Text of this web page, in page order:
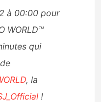
à 00:00 pour
WORLD™
qui
, la
!